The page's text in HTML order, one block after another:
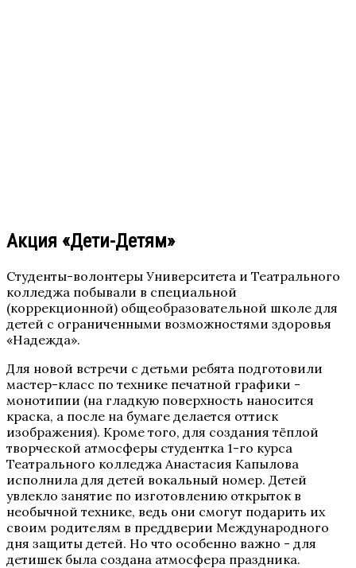
Акция «Дети-Детям»
Студенты-волонтеры Университета и Театрального
колледжа побывали в специальной
(коррекционной) общеобразовательной школе для
детей с ограниченными возможностями здоровья
«Надежда».
Для новой встречи с детьми ребята подготовили
мастер-класс по технике печатной графики -
монотипии (на гладкую поверхность наносится
краска, а после на бумаге делается оттиск
изображения). Кроме того, для создания тёплой
творческой атмосферы студентка 1-го курса
Театрального колледжа Анастасия Капылова
исполнила для детей вокальный номер. Детей
увлекло занятие по изготовлению открыток в
необычной технике, ведь они смогут подарить их
своим родителям в преддверии Международного
дня защиты детей. Но что особенно важно - для
детишек была создана атмосфера праздника.